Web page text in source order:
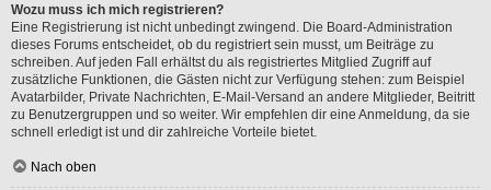
Wozu muss ich mich registrieren?
Eine Registrierung ist nicht unbedingt zwingend. Die Board-Administration
dieses Forums entscheidet, ob du registriert sein musst, um Beiträge zu
schreiben. Auf jeden Fall erhältst du als registriertes Mitglied Zugriff auf
zusätzliche Funktionen, die Gästen nicht zur Verfügung stehen: zum Beispiel
Avatarbilder, Private Nachrichten, E-Mail-Versand an andere Mitglieder, Beitritt
zu Benutzergruppen und so weiter. Wir empfehlen dir eine Anmeldung, da sie
schnell erledigt ist und dir zahlreiche Vorteile bietet.
Nach oben